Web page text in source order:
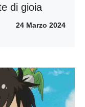
di gioia
24 Marzo 2024